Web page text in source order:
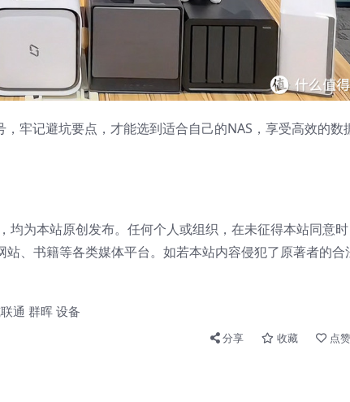
牢记避坑要点，才能选到适合自己的NAS，享受高效的数
均为本站原创发布。任何个人或组织，在未征得本站同意
、书籍等各类媒体平台。如若本站内容侵犯了原著者的合
通 群晖 设备
分享 收藏 点